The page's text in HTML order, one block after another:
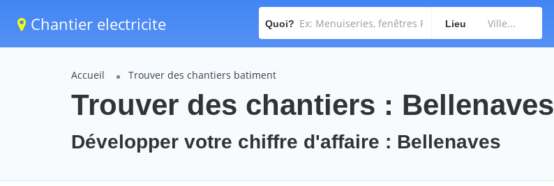
Chantier electricite Quoi? Lieu
Accueil Trouver des chantiers batiment
Trouver des chantiers : Bellenaves
Développer votre chiffre d'affaire : Bellenaves